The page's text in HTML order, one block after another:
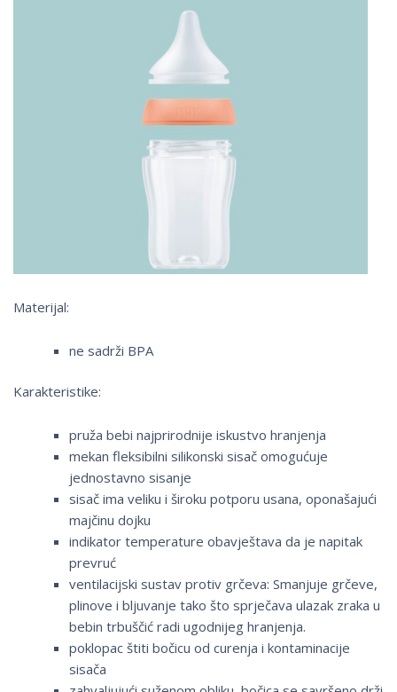
Materijal:
ne sadrži BPA
Karakteristike:
pruža bebi najprirodnije iskustvo hranjenja
mekan fleksibilni silikonski sisač omogućuje
jednostavno sisanje
sisač ima veliku i široku potporu usana, oponašajući
majčinu dojku
indikator temperature obavještava da je napitak
prevruć
ventilacijski sustav protiv grčeva: Smanjuje grčeve,
plinove i bljuvanje tako što sprječava ulazak zraka u
bebin trbuščić radi ugodnijeg hranjenja.
poklopac štiti bočicu od curenja i kontaminacije
sisača